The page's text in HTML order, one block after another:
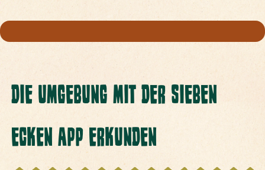
DIE UMGEBUNG MIT DER SIEBEN
ECKEN APP ERKUNDEN